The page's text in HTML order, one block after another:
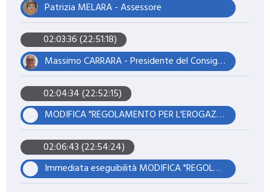
Patrizia MELARA - Assessore
02:03:36 (22:51:18)
Massimo CARRARA - Presidente del Consiglio
02:04:34 (22:52:15)
MODIFICA "REGOLAMENTO PER L'EROGAZIONE DI SERVIZI SCOLASTICI ED EDUCATIVI" APPROVATO CON DELIBERAZIONE C.C. N. 6/2026.
02:06:43 (22:54:24)
Immediata eseguibilità MODIFICA "REGOLAMENTO PER L'EROGAZIONE DI SERVIZI SCOLASTICI ED EDUCATIVI" APPROVATO CON DELIBERAZIONE C.C. N. 6/2026.